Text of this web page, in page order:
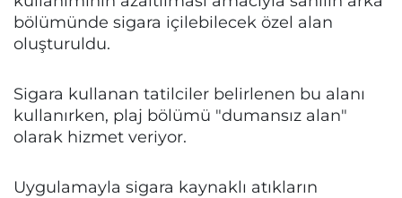
bölümünde sigara içilebilecek özel alan
oluşturuldu.
Sigara kullanan tatilciler belirlenen bu alanı
kullanırken, plaj bölümü "dumansız alan"
olarak hizmet veriyor.
Uygulamayla sigara kaynaklı atıkların